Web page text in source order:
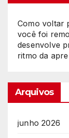
Como voltar
você foi
desenvolve
ritmo da
Arquivos
junho 2026